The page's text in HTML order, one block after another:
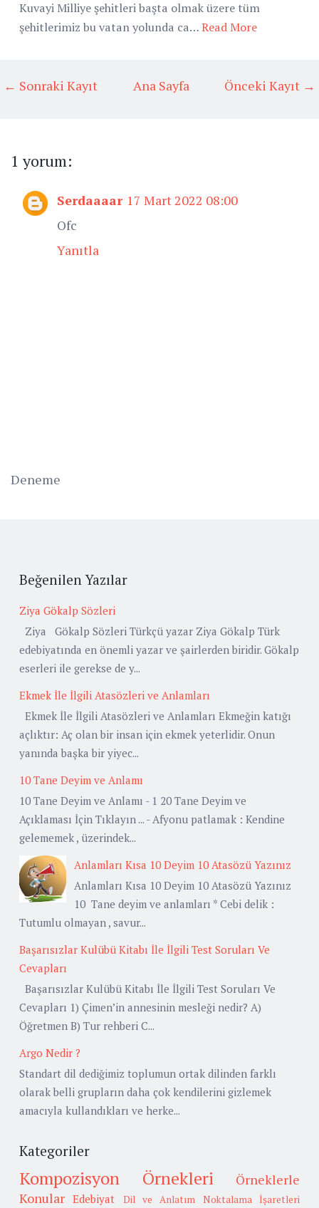
Kuvayi Milliye şehitleri başta olmak üzere tüm
şehitlerimiz bu vatan yolunda ca…Read More
← Sonraki Kayıt Önceki Kayıt →
Ana Sayfa
1 yorum:
Serdaaaar 17 Mart 2022 08:00
Ofc
Yanıtla
Deneme
Beğenilen Yazılar
Ziya Gökalp Sözleri
Ziya Gökalp Sözleri Türkçü yazar Ziya Gökalp Türk
edebiyatında en önemli yazar ve şairlerden biridir. Gökalp
eserleri ile gerekse de y...
Ekmek İle İlgili Atasözleri ve Anlamları
Ekmek İle İlgili Atasözleri ve Anlamları Ekmeğin katığı
açlıktır: Aç olan bir insan için ekmek yeterlidir. Onun
yanında başka bir yiyec...
10 Tane Deyim ve Anlamı
10 Tane Deyim ve Anlamı - 1 20 Tane Deyim ve
Açıklaması İçin Tıklayın ... - Afyonu patlamak : Kendine
gelememek , üzerindek...
Anlamları Kısa 10 Deyim 10 Atasözü Yazınız
Anlamları Kısa 10 Deyim 10 Atasözü Yazınız
10 Tane deyim ve anlamları * Cebi delik :
Tutumlu olmayan , savur...
Başarısızlar Kulübü Kitabı İle İlgili Test Soruları Ve
Cevapları
Başarısızlar Kulübü Kitabı İle İlgili Test Soruları Ve
Cevapları 1) Çimen’in annesinin mesleği nedir? A)
Öğretmen B) Tur rehberi C...
Argo Nedir ?
Standart dil dediğimiz toplumun ortak dilinden farklı
olarak belli grupların daha çok kendilerini gizlemek
amacıyla kullandıkları ve herke...
Kategoriler
Kompozisyon Örnekleri
Örneklerle
Konular Edebiyat Dil ve Anlatım
Noktalama İşaretleri